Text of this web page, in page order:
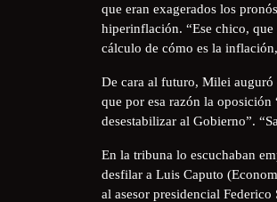
que eran exagerados los
hiperinflación. “Ese chico,
cálculo de cómo es la
De cara al futuro, Milei auguró
que por esa razón la oposición
desestabilizar al Gobierno”.
En la tribuna lo escuchaban
desfilar a Luis Caputo
al asesor presidencial